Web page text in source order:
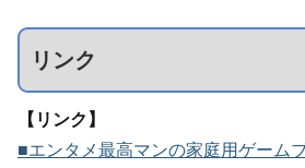
リンク
【リンク】
■エンタメ最高マンの家庭用ゲーム